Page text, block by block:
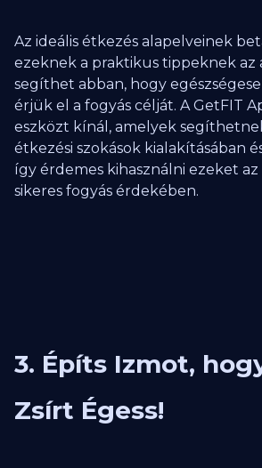
Az ideális étkezés alapelveinek
ezeknek a praktikus tippeknek az
segíthet abban, hogy
érjük el a fogyás célját. A GetFIT
eszközt kínál, amelyek
étkezési szokások kialakításában
így érdemes kihasználni ezeket
sikeres fogyás érdekében.
3. Építs Izmot,
Zsírt Égess!